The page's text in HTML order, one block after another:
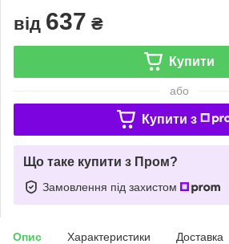
від 637 ₴
Купити
або
Купити з
Що таке купити з Пром?
Замовлення під захистом
Опис Характеристики Доставка